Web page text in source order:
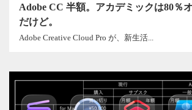
Adobe CC 半額。アカデミックは80％
だけど。
Adobe Creative Cloud Pro が、新生活...